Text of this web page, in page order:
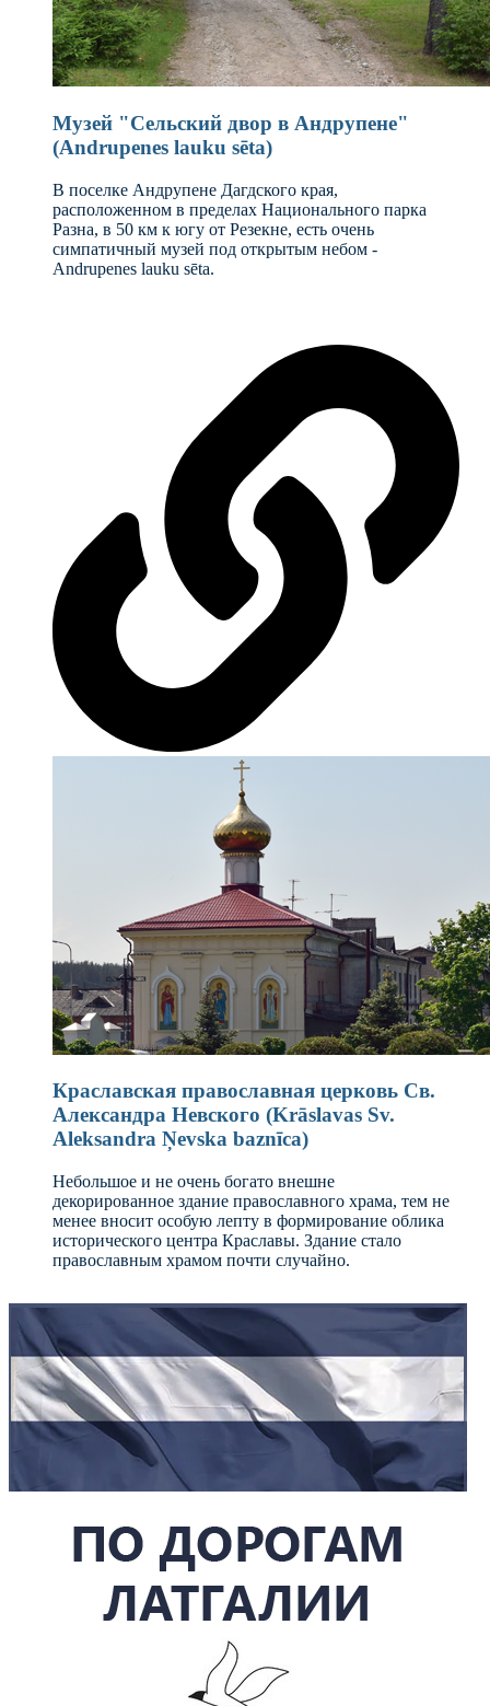
Музей "Сельский двор в Андрупене"
(Andrupenes lauku sēta)
В поселке Андрупене Дагдского края,
расположенном в пределах Национального парка
Разна, в 50 км к югу от Резекне, есть очень
симпатичный музей под открытым небом -
Andrupenes lauku sēta.
Краславская православная церковь Св.
Александра Невского (Krāslavas Sv.
Aleksandra Ņevska baznīca)
Небольшое и не очень богато внешне
декорированное здание православного храма, тем не
менее вносит особую лепту в формирование облика
исторического центра Краславы. Здание стало
православным храмом почти случайно.